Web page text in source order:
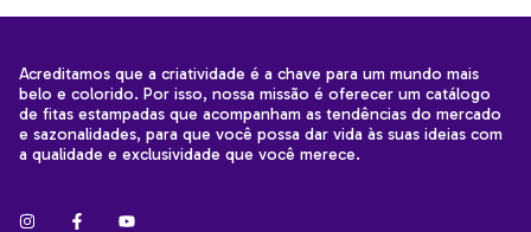
Acreditamos que a criatividade é a chave para um mundo mais
belo e colorido. Por isso, nossa missão é oferecer um catálogo
de fitas estampadas que acompanham as tendências do mercado
e sazonalidades, para que você possa dar vida às suas ideias com
a qualidade e exclusividade que você merece.